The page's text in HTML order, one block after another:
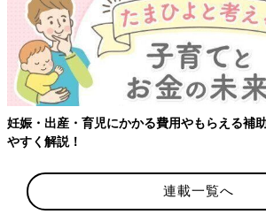
妊娠・出産・育児にかかる費用やもらえる補
やすく解説！
連載一覧へ